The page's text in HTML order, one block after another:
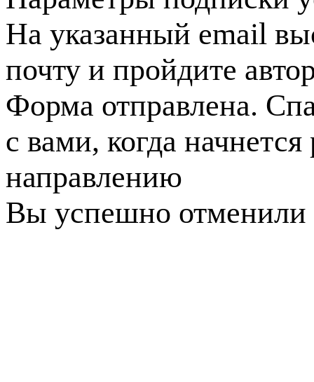
На указанный email
почту и пройдите
Форма отправлена.
с вами, когда
направлению
Вы успешно отменили